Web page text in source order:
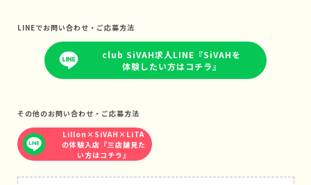
LINEでお問い合わせ・ご応募方法
club SiVAH求人LINE『SiVAHを
体験したい方はコチラ』
その他のお問い合わせ・ご応募方法
Lillon×SiVAH×LiTA
の体験入店『三店舗見た
い方はコチラ』